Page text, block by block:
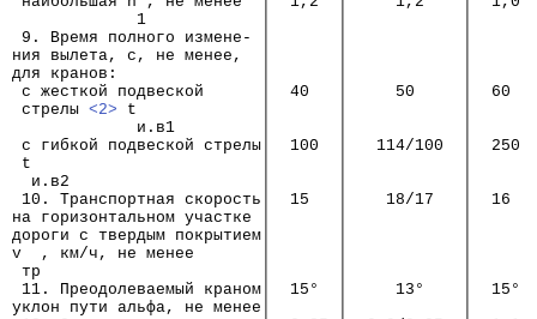
1            │       │            │
9. Время полного измене- │       │            │
ния вылета, с, не менее,  │       │            │
для кранов:               │       │            │
с жесткой подвеской      │  40   │     50     │
стрелы <2> t             │       │            │
и.в1         │       │            │
с гибкой подвеской стрелы│  100  │   114/100  │
t                        │       │            │
и.в2                    │       │            │
10. Транспортная скорость│  15   │    18/17   │
на горизонтальном участке │       │            │
дороги с твердым покрытием│       │            │
v  , км/ч, не менее       │       │            │
тр                       │       │            │
11. Преодолеваемый краном│  15°  │     13°    │
уклон пути альфа, не менее│       │            │